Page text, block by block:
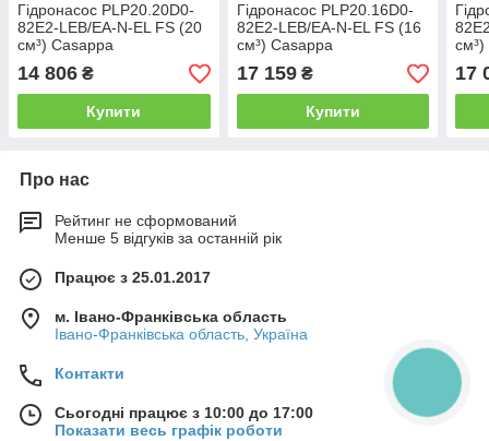
Гідронасос PLP20.20D0-
82E2-LEB/EA-N-EL FS (20
см³) Casappa
14 806 ₴
Купити
Гідронасос PLP20.16D0-
82E2-LEB/EA-N-EL FS (16
см³) Casappa
17 159₴
Купити
17
Про нас
Рейтинг не сформований
Менше 5 відгуків за останній рік
Працює з 25.01.2017
м. Івано-Франківська область
Івано-Франківська область, Україна
Контакти
Сьогодні працює з 10:00 до 17:00
Показати весь графік роботи